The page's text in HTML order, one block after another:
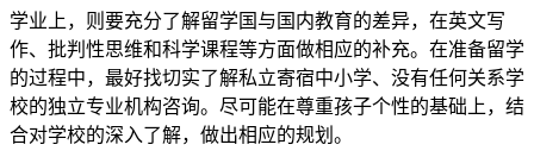
学业上，则要充分了解留学国与国内教育的差异，在英文写
作、批判性思维和科学课程等方面做相应的补充。在准备留学
的过程中，最好找切实了解私立寄宿中小学、没有任何关系学
校的独立专业机构咨询。尽可能在尊重孩子个性的基础上，结
合对学校的深入了解，做出相应的规划。